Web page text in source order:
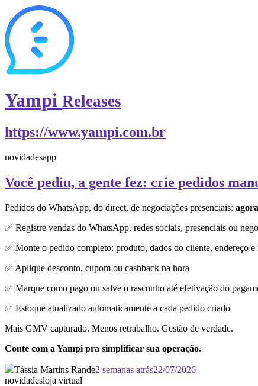
Yampi Releases
https://www.yampi.com.br
novidadesapp
Você pediu, a gente fez: crie pedidos
Pedidos do WhatsApp, do direct, de negociações presenciais:
✅ Registre vendas do WhatsApp, redes sociais, presenciais ou
✅ Monte o pedido completo: produto, dados do cliente, endereço e
✅ Aplique desconto, cupom ou cashback na hora
✅ Marque como pago ou salve o rascunho até efetivação do
✅ Estoque atualizado automaticamente a cada pedido criado
Mais GMV capturado. Menos retrabalho. Gestão de verdade.
Conte com a Yampi pra simplificar sua operação.
Tássia Martins Rande2 semanas atrás22/07/2026
novidadesloja virtual